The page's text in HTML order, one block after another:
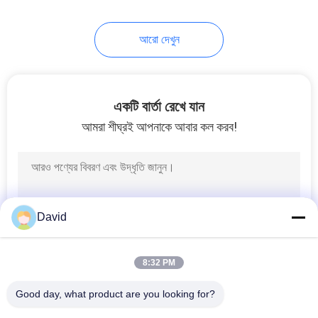
ব্রেক ব্যান্ড লাইনিং
আরো দেখুন
একটি বার্তা রেখে যান
আমরা শীঘ্রই আপনাকে আবার কল করব!
David
8:32 PM
Good day, what product are you looking for?